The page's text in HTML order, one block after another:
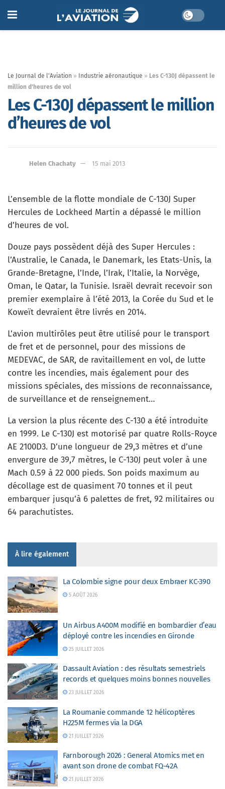
Le Journal de l'Aviation » Industrie aéronautique » Les C-130J dépassent le
million d’heures de vol
Les C-130J dépassent le million
d’heures de vol
Helen Chachaty 15 mai 2013
L’ensemble de la flotte mondiale de C-130J Super
Hercules de Lockheed Martin a dépassé le million
d’heures de vol.
Douze pays possèdent déjà des Super Hercules :
l’Australie, le Canada, le Danemark, les Etats-Unis, la
Grande-Bretagne, l’Inde, l’Irak, l’Italie, la Norvège,
Oman, le Qatar, la Tunisie. Israël devrait recevoir son
premier exemplaire à l’été 2013, la Corée du Sud et le
Koweït devraient être livrés en 2014.
L’avion multirôles peut être utilisé pour le transport
de fret et de personnel, pour des missions de
MEDEVAC, de SAR, de ravitaillement en vol, de lutte
contre les incendies, mais également pour des
missions spéciales, des missions de reconnaissance,
de surveillance et de renseignement…
La version la plus récente des C-130 a été introduite
en 1999. Le C-130J est motorisé par quatre Rolls-Royce
AE 2100D3. D’une longueur de 29,3 mètres et d’une
envergure de 39,7 mètres, le C-130J peut voler à une
Mach 0.59 à 22 000 pieds. Son poids maximum au
décollage est de quasiment 70 tonnes et il peut
embarquer jusqu’à 6 palettes de fret, 92 militaires ou
64 parachutistes.
À lire également
La Colombie signe pour deux Embraer KC-390
5 AOÛT 2026
Un Airbus A400M modifié en bombardier d’eau
déployé contre les incendies en Gironde
25 JUILLET 2026
Dassault Aviation : des résultats semestriels
records et quelques moins bonnes nouvelles
23 JUILLET 2026
La Roumanie commande 12 hélicoptères
H225M fermes via la DGA
21 JUILLET 2026
Farnborough 2026 : General Atomics met en
avant son drone de combat FQ-42A
21 JUILLET 2026